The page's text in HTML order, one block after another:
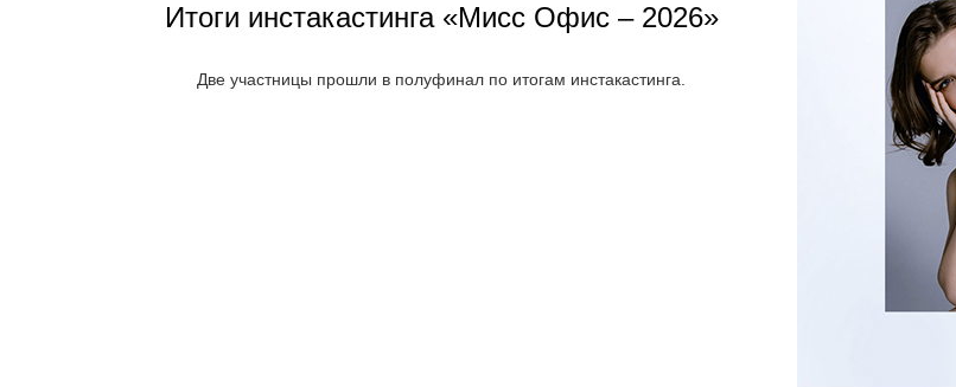
Итоги инстакастинга «Мисс Офис – 2026»
Две участницы прошли в полуфинал по итогам инстакастинга.